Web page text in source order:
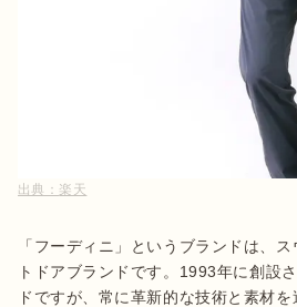
出典： 楽天
「フーディニ」というブランドは、
トドアブランドです。1993年に創設
ドですが、常に革新的な技術と素材